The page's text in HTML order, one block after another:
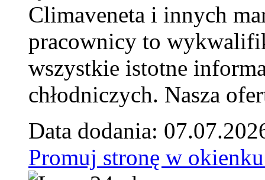
Climaveneta i innych
pracownicy to
wszystkie istotne
chłodniczych. Nasza
Data dodania:
Promuj stronę w